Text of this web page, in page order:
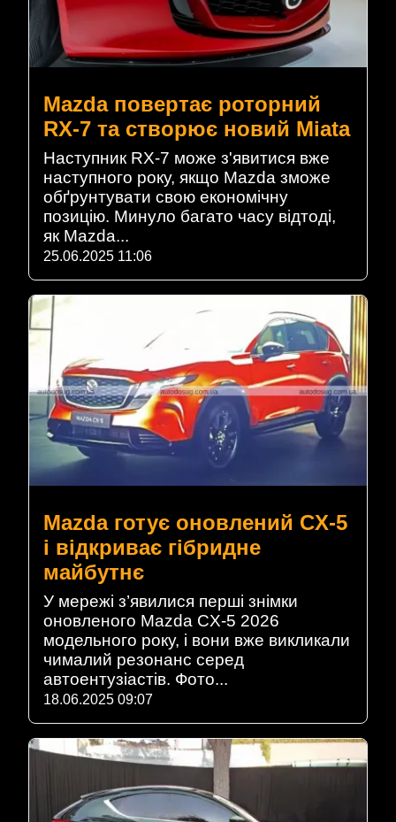
Mazda повертає роторний
RX-7 та створює новий Miata
Наступник RX-7 може з'явитися вже
наступного року, якщо Mazda зможе
обґрунтувати свою економічну
позицію. Минуло багато часу відтоді,
як Mazda...
25.06.2025 11:06
Mazda готує оновлений CX-5
і відкриває гібридне
майбутнє
У мережі з’явилися перші знімки
оновленого Mazda CX-5 2026
модельного року, і вони вже викликали
чималий резонанс серед
автоентузіастів. Фото...
18.06.2025 09:07